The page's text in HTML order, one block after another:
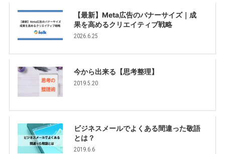
【最新】Meta広告のバナーサイズ｜成
果を高めるクリエイティブ戦略
2026.6.25
今から出来る【思考整理】
2019.5.20
ビジネスメールでよくある間違った敬語
とは？
2019.6.6